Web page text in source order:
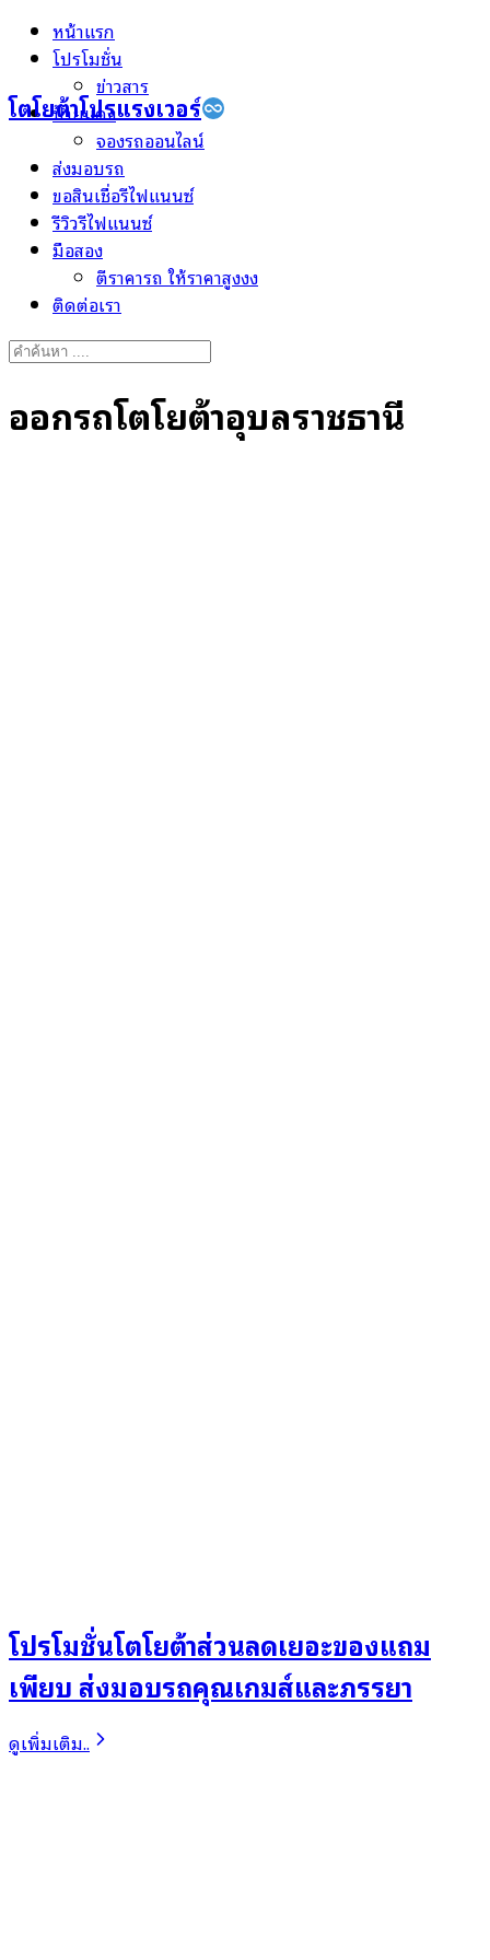
Skip
โตโยต้าโปรแรงเวอร์
หน้าแรก
โปรโมชั่น
ข่าวสาร
ป้ายแดง
จองรถออนไลน์
ส่งมอบรถ
ขอสินเชื่อรีไฟแนนซ์
รีวิวรีไฟแนนซ์
มือสอง
ตีราคารถ ให้ราคาสูงงง
ติดต่อเรา
Search
ออกรถโตโยต้าอุบลราชธานี
โปรโมชั่นโตโยต้าส่วนลดเยอะของแถม
เพียบ ส่งมอบรถคุณเกมส์และภรรยา
ดูเพิ่มเติม..